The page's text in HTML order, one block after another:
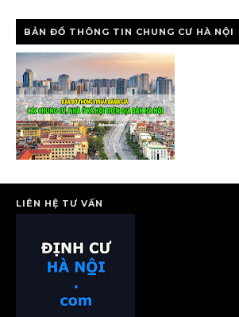
BẢN ĐỒ THÔNG TIN CHUNG CƯ HÀ NỘI
LIÊN HỆ TƯ VẤN